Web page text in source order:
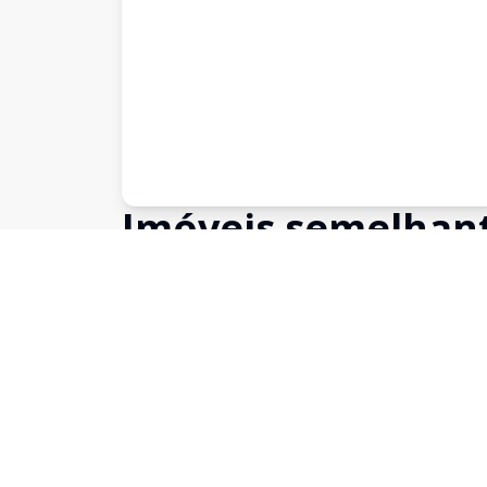
Imóveis